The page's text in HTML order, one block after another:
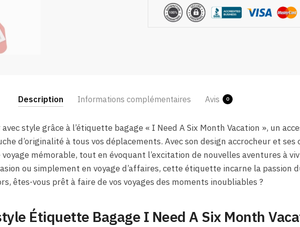
Description Informations complémentaires Avis 0
style grâce à l’étiquette bagage « I Need A Six Month Vacation », un
d’originalité à tous vos déplacements. Avec son design accrocheur et ses
mémorable, tout en évoquant l’excitation de nouvelles aventures à
ou simplement en voyage d’affaires, cette étiquette incarne la passion
êtes-vous prêt à faire de vos voyages des moments inoubliables ?
Étiquette Bagage I Need A Six Month